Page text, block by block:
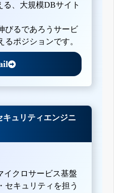
る、大規模DBサイト
びるであろうサービ
るポジションです。
ュリティエンジニ
イクロサービス基盤
セキュリティを担う